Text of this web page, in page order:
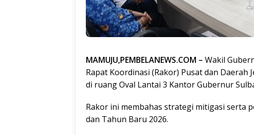
MAMUJU,PEMBELANEWS.COM – Wakil
Rapat Koordinasi (Rakor) Pusat dan Daerah
di ruang Oval Lantai 3 Kantor Gubernur
Rakor ini membahas strategi mitigasi serta
dan Tahun Baru 2026.